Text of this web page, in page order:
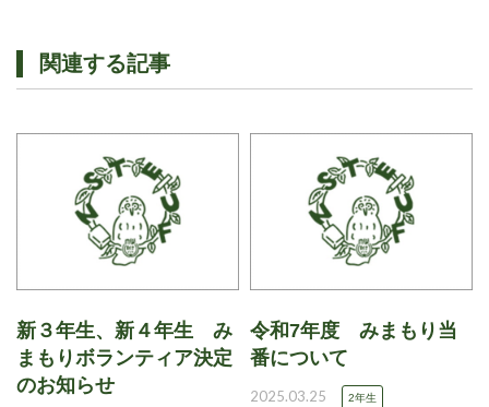
関連する記事
新３年生、新４年生 み
まもりボランティア決定
のお知らせ
令和7年度 みまもり当
番について
2025.03.25 2年生